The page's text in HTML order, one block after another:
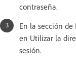
contraseña.
En la sección
en Utilizar la
sesión.